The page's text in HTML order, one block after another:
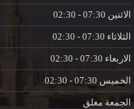
الاثنين
الثلاثاء
الاربعاء
الخميس
الجمعة مغلق